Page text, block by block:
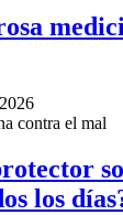
contra el mal
los